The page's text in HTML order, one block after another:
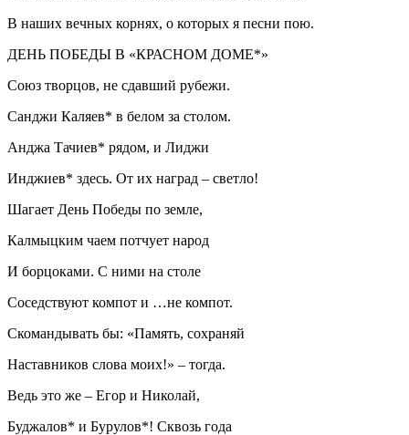
В наших вечных корнях, о которых я песни пою.
ДЕНЬ ПОБЕДЫ В «КРАСНОМ ДОМЕ*»
Союз творцов, не сдавший рубежи.
Санджи Каляев* в белом за столом.
Анджа Тачиев* рядом, и Лиджи
Инджиев* здесь. От их наград – светло!
Шагает День Победы по земле,
Калмыцким чаем потчует народ
И борцоками. С ними на столе
Соседствуют компот и …не компот.
Скомандывать бы: «Память, сохраняй
Наставников слова моих!» – тогда.
Ведь это же – Егор и Николай,
Буджалов* и Бурулов*! Сквозь года